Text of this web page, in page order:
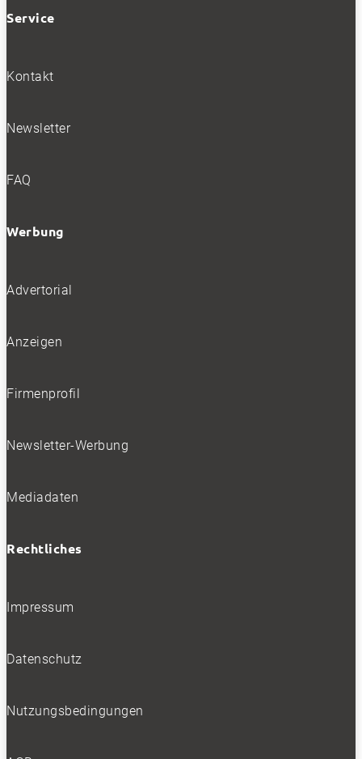
Service
Kontakt
Newsletter
FAQ
Werbung
Advertorial
Anzeigen
Firmenprofil
Newsletter-Werbung
Mediadaten
Rechtliches
Impressum
Datenschutz
Nutzungsbedingungen